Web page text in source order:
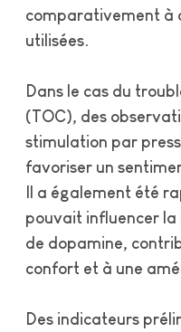
comparativement à
utilisées.
Dans le cas du
(TOC), des
stimulation par
favoriser un
Il a également été
pouvait influencer
de dopamine,
confort et à une
Des indicateurs